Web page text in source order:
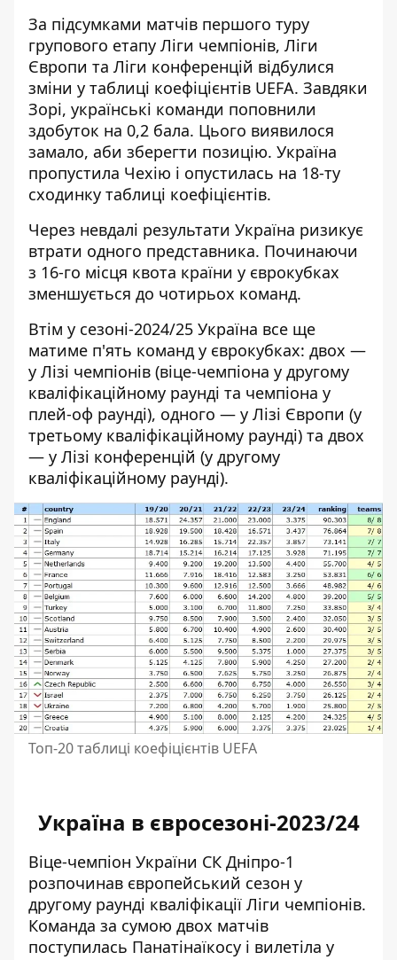
За підсумками матчів першого туру
групового етапу Ліги чемпіонів, Ліги
Європи та Ліги конференцій відбулися
зміни у таблиці коефіцієнтів UEFA. Завдяки
Зорі, українські команди поповнили
здобуток на 0,2 бала. Цього виявилося
замало, аби зберегти позицію. Україна
пропустила Чехію і опустилась на 18-ту
сходинку таблиці коефіцієнтів.
Через невдалі результати Україна ризикує
втрати одного представника. Починаючи
з 16-го місця квота країни у єврокубках
зменшується до чотирьох команд.
Втім у сезоні-2024/25 Україна все ще
матиме п'ять команд у єврокубках: двох —
у Лізі чемпіонів (віце-чемпіона у другому
кваліфікаційному раунді та чемпіона у
плей-оф раунді), одного — у Лізі Європи (у
третьому кваліфікаційному раунді) та двох
— у Лізі конференцій (у другому
кваліфікаційному раунді).
Топ-20 таблиці коефіцієнтів UEFA
Україна в євросезоні-2023/24
Віце-чемпіон України СК Дніпро-1
розпочинав європейський сезон у
другому раунді кваліфікації Ліги чемпіонів.
Команда за сумою двох матчів
поступилась Панатінаїкосу і вилетіла у